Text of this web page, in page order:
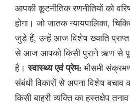
आपकी कूटनीतिक रणनीतियों को
होगा। जो जातक न्यायपालिका,
जुड़े हैं, उन्हें आज विशेष ख्याति प्राप्त
से आज आपको किसी पुराने ऋण से
है।स्वास्थ्य एवं प्रेम: मौसमी
संबंधी विकारों से अपना विशेष बचाव
किसी बाहरी व्यक्ति का हस्तक्षेप